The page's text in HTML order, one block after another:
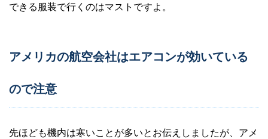
できる服装で行くのはマストですよ。
アメリカの航空会社はエアコンが効いている
ので注意
先ほども機内は寒いことが多いとお伝えしましたが、アメ